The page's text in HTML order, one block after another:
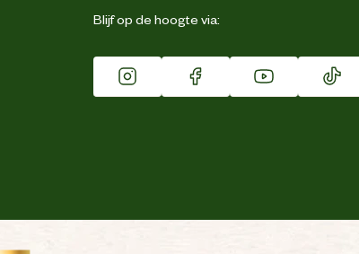
Blijf op de hoogte via: